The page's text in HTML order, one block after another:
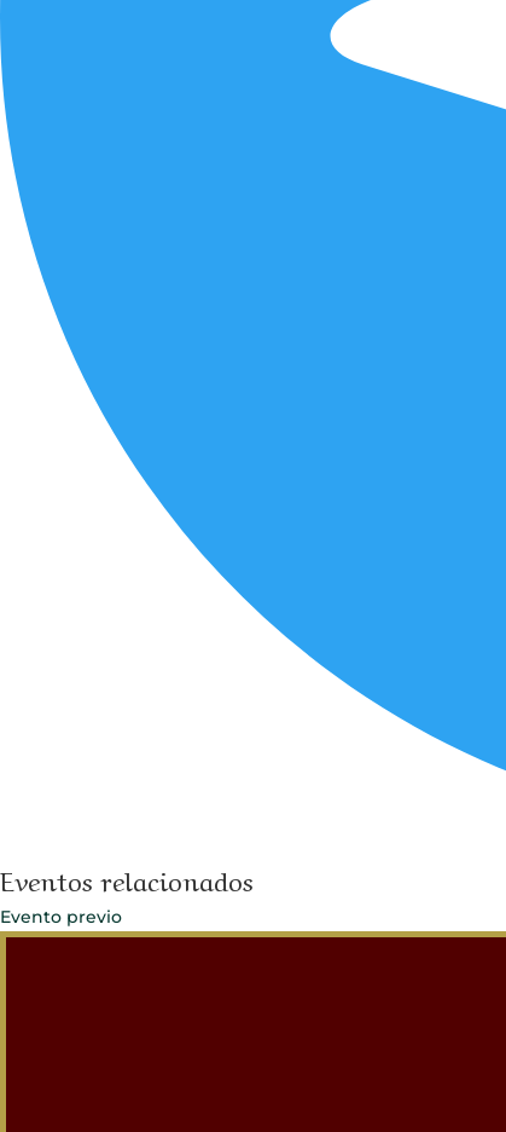
Eventos relacionados
Evento previo